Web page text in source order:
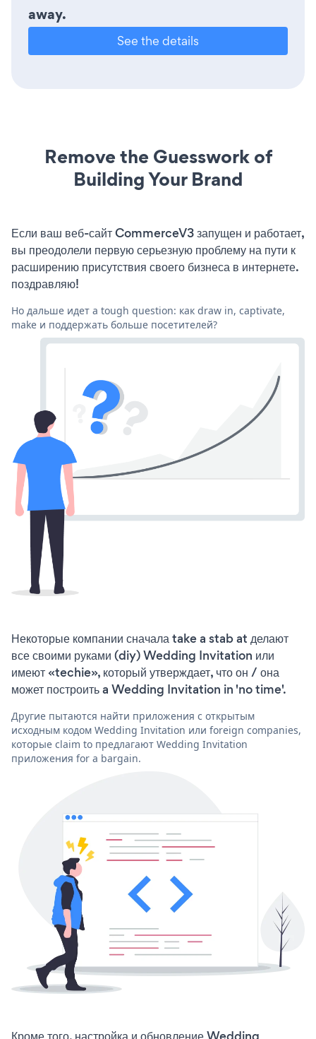
away.
See the details
Remove the Guesswork of
Building Your Brand
Если ваш веб-сайт CommerceV3 запущен и работает,
вы преодолели первую серьезную проблему на пути к
расширению присутствия своего бизнеса в интернете.
поздравляю!
Но дальше идет a tough question: как draw in, captivate,
make и поддержать больше посетителей?
Некоторые компании сначала take a stab at делают
все своими руками (diy) Wedding Invitation или
имеют «techie», который утверждает, что он / она
может построить a Wedding Invitation in 'no time'.
Другие пытаются найти приложения с открытым
исходным кодом Wedding Invitation или foreign companies,
которые claim to предлагают Wedding Invitation
приложения for a bargain.